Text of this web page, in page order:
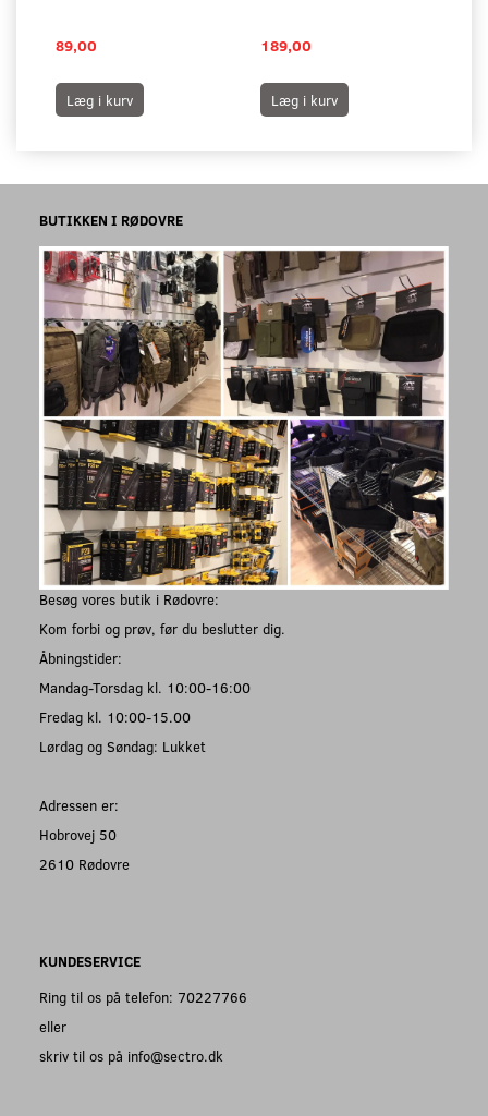
89,00
Læg i kurv
189,00
Læg i kurv
BUTIKKEN I RØDOVRE
Besøg vores butik i Rødovre:
Kom forbi og prøv, før du beslutter dig.
Åbningstider:
Mandag-Torsdag kl. 10:00-16:00
Fredag kl. 10:00-15.00
Lørdag og Søndag: Lukket
Adressen er:
Hobrovej 50
2610 Rødovre
KUNDESERVICE
Ring til os på telefon: 70227766
eller
skriv til os på info@sectro.dk